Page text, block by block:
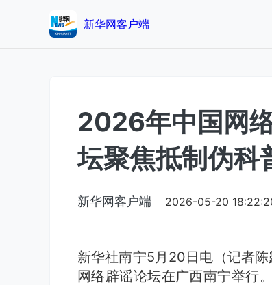
新华网客户端
2026年中国网
坛聚焦抵制伪科
新华网客户端 2026-05-20
新华社南宁5月20日电（记者
网络辟谣论坛在广西南宁举行